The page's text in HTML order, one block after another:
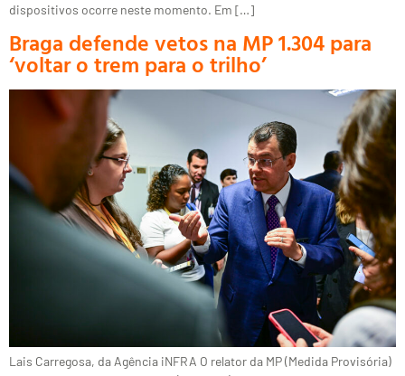
dispositivos ocorre neste momento. Em […]
Braga defende vetos na MP 1.304 para
‘voltar o trem para o trilho’
Lais Carregosa, da Agência iNFRA O relator da MP (Medida Provisória)